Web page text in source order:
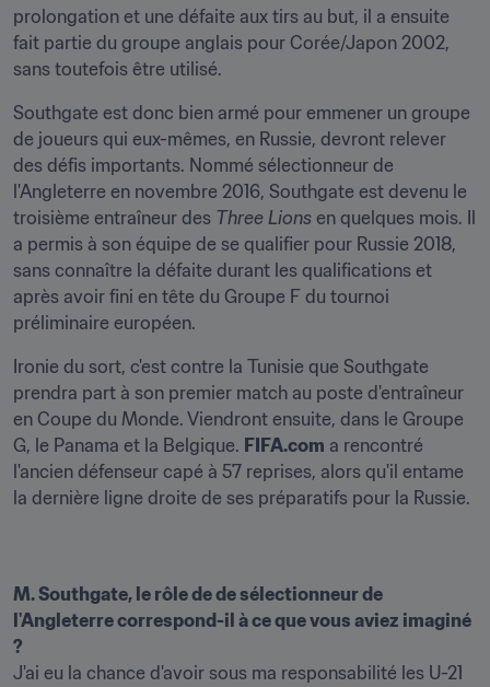
prolongation et une défaite aux tirs au but, il a ensuite
fait partie du groupe anglais pour Corée/Japon 2002,
sans toutefois être utilisé.
Southgate est donc bien armé pour emmener un groupe
de joueurs qui eux-mêmes, en Russie, devront relever
des défis importants. Nommé sélectionneur de
l'Angleterre en novembre 2016, Southgate est devenu le
troisième entraîneur des Three Lions en quelques mois. Il
a permis à son équipe de se qualifier pour Russie 2018,
sans connaître la défaite durant les qualifications et
après avoir fini en tête du Groupe F du tournoi
préliminaire européen.
Ironie du sort, c'est contre la Tunisie que Southgate
prendra part à son premier match au poste d'entraîneur
en Coupe du Monde. Viendront ensuite, dans le Groupe
G, le Panama et la Belgique. FIFA.com a rencontré
l'ancien défenseur capé à 57 reprises, alors qu'il entame
la dernière ligne droite de ses préparatifs pour la Russie.
M. Southgate, le rôle de de sélectionneur de
l'Angleterre correspond-il à ce que vous aviez imaginé
J'ai eu la chance d'avoir sous ma responsabilité les U-21